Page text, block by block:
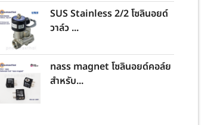
SUS Stainless 2/2 โซลินอยด์
วาล์ว ...
nass magnet โซลินอยด์คอล์ย
สำหรับ...